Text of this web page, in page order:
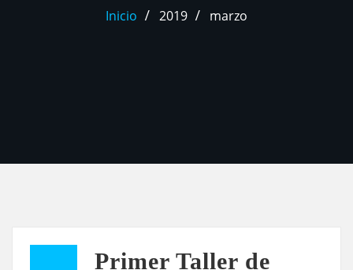
Inicio 2019 marzo
Primer Taller de